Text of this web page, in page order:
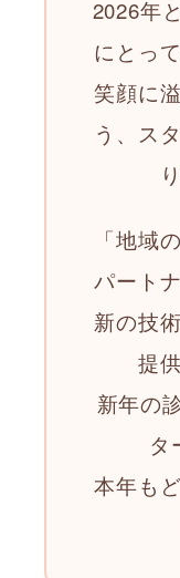
2026年
にとっ
笑顔に
う、ス
「地域
パート
新の技
提
新年の
タ
本年も